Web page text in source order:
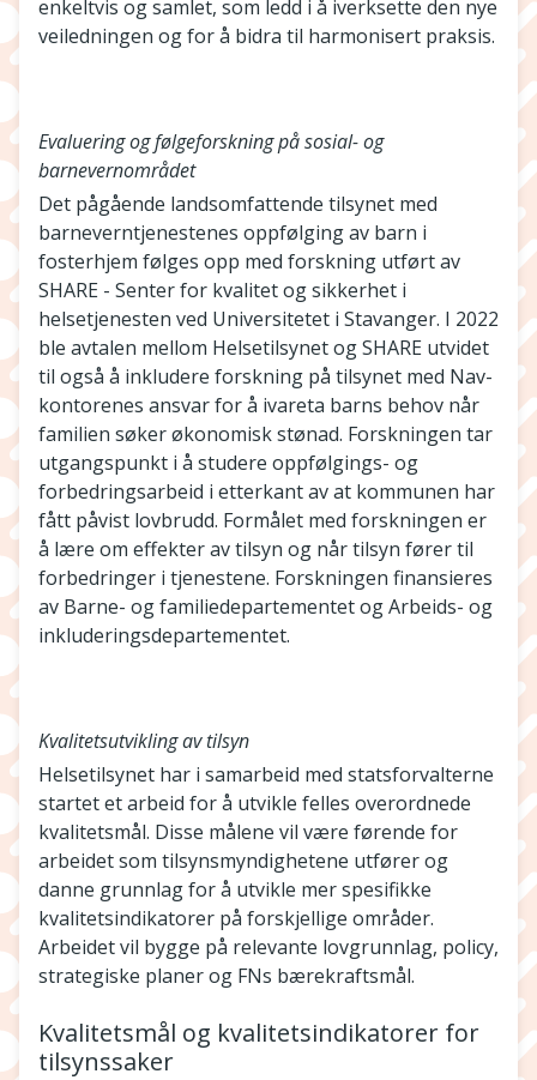
enkeltvis og samlet, som ledd i å iverksette den nye
veiledningen og for å bidra til harmonisert praksis.
Evaluering og følgeforskning på sosial- og
barnevernområdet
Det pågående landsomfattende tilsynet med
barneverntjenestenes oppfølging av barn i
fosterhjem følges opp med forskning utført av
SHARE - Senter for kvalitet og sikkerhet i
helsetjenesten ved Universitetet i Stavanger. I 2022
ble avtalen mellom Helsetilsynet og SHARE utvidet
til også å inkludere forskning på tilsynet med Nav-
kontorenes ansvar for å ivareta barns behov når
familien søker økonomisk stønad. Forskningen tar
utgangspunkt i å studere oppfølgings- og
forbedringsarbeid i etterkant av at kommunen har
fått påvist lovbrudd. Formålet med forskningen er
å lære om effekter av tilsyn og når tilsyn fører til
forbedringer i tjenestene. Forskningen finansieres
av Barne- og familiedepartementet og Arbeids- og
inkluderingsdepartementet.
Kvalitetsutvikling av tilsyn
Helsetilsynet har i samarbeid med statsforvalterne
startet et arbeid for å utvikle felles overordnede
kvalitetsmål. Disse målene vil være førende for
arbeidet som tilsynsmyndighetene utfører og
danne grunnlag for å utvikle mer spesifikke
kvalitetsindikatorer på forskjellige områder.
Arbeidet vil bygge på relevante lovgrunnlag, policy,
strategiske planer og FNs bærekraftsmål.
Kvalitetsmål og kvalitetsindikatorer for
tilsynssaker